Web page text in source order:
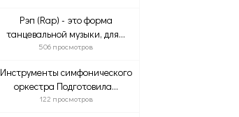
Рэп (Rap) - это форма
танцевальной музыки, для...
506 просмотров
Инструменты симфонического
оркестра Подготовила...
122 просмотров